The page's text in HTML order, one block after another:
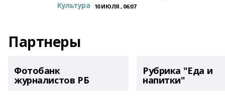
Культура 10 ИЮЛЯ , 06:07
Партнеры
Фотобанк
журналистов РБ
Рубрика "Еда и
напитки"